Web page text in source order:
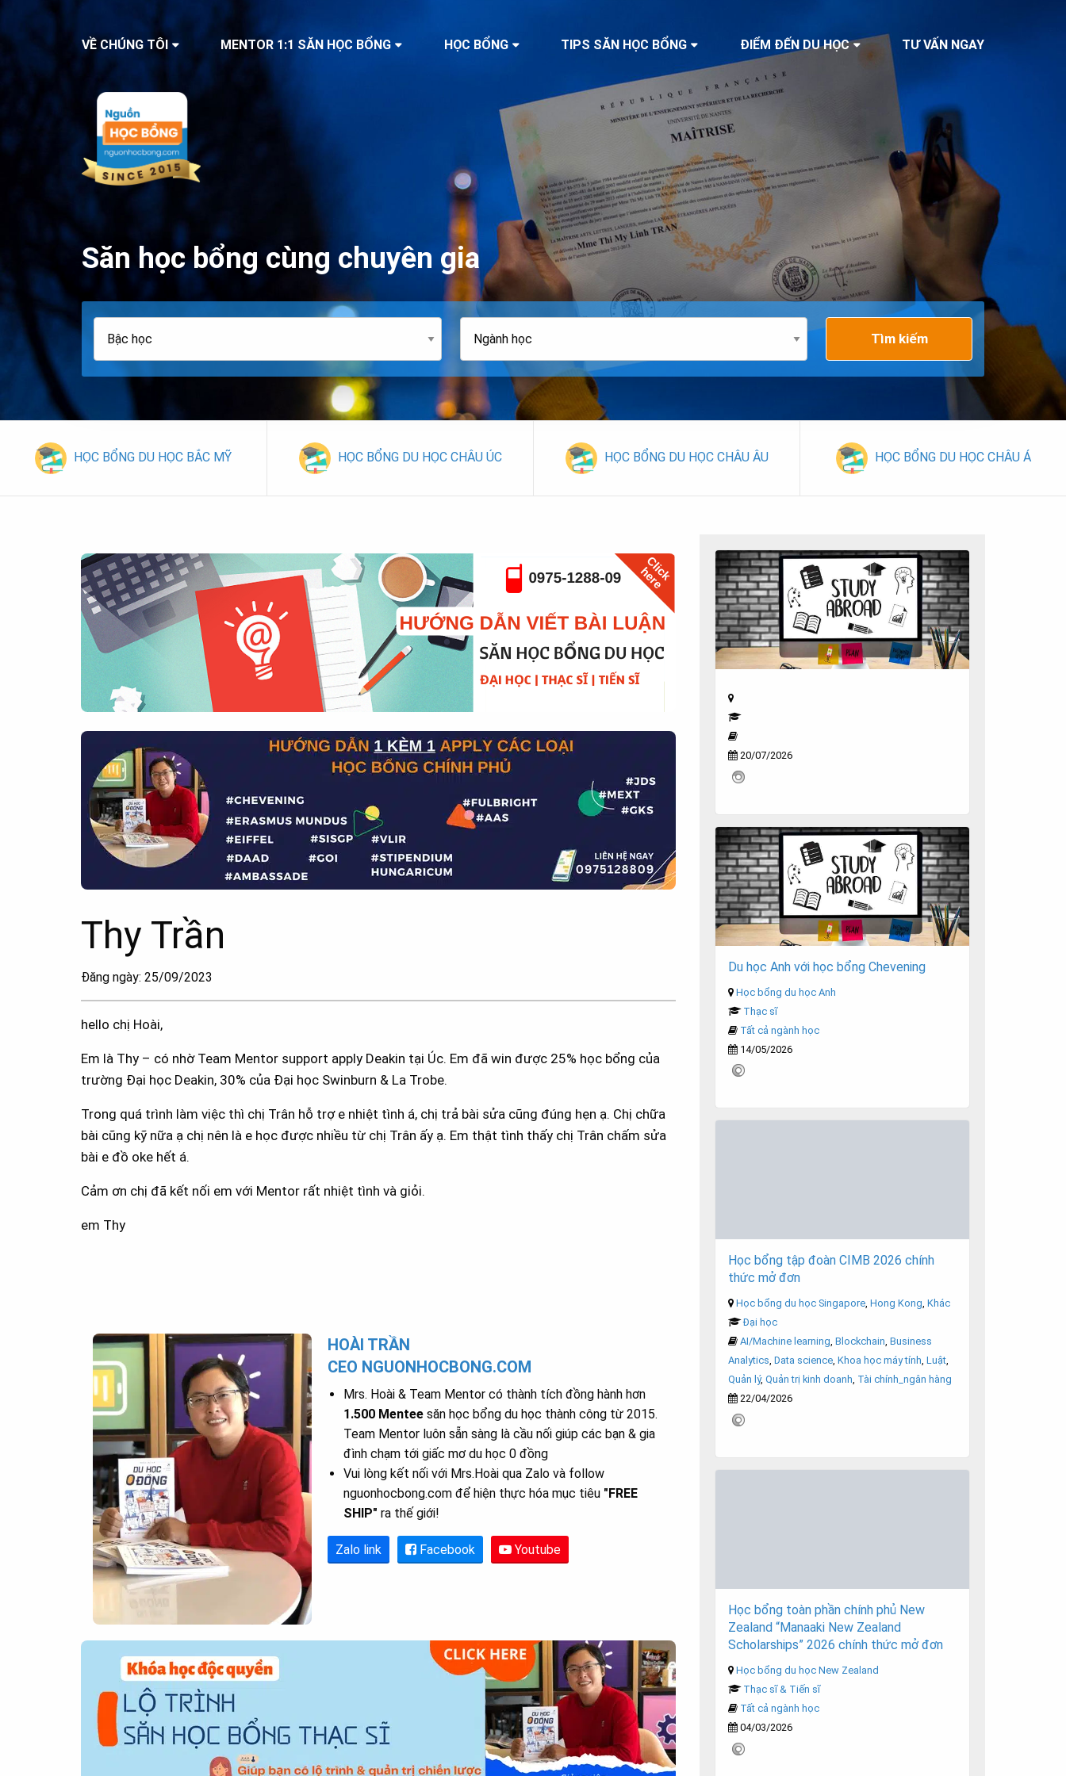
VỀ CHÚNG TÔI MENTOR 1:1 SĂN HỌC BỔNG HỌC BỔNG TIPS SĂN HỌC BỔNG ĐIỂM ĐẾN DU HỌC TƯ VẤN NGAY
Săn học bổng cùng chuyên gia
Tìm kiếm
HỌC BỔNG DU HỌC BẮC MỸ HỌC BỔNG DU HỌC CHÂU ÚC HỌC BỔNG DU HỌC CHÂU ÂU HỌC BỔNG DU HỌC CHÂU Á
Thy Trần
Đăng ngày: 25/09/2023
hello chị Hoài,
Em là Thy – có nhờ Team Mentor support apply Deakin tại Úc. Em đã win được 25% học bổng của
trường Đại học Deakin, 30% của Đại học Swinburn & La Trobe.
Trong quá trình làm việc thì chị Trân hỗ trợ e nhiệt tình á, chị trả bài sửa cũng đúng hẹn ạ. Chị chữa
bài cũng kỹ nữa ạ chị nên là e học được nhiều từ chị Trân ấy ạ. Em thật tình thấy chị Trân chấm sửa
bài e đồ oke hết á.
Cảm ơn chị đã kết nối em với Mentor rất nhiệt tình và giỏi.
em Thy
HOÀI TRẦN
CEO NGUONHOCBONG.COM
Mrs. Hoài & Team Mentor có thành tích đồng hành hơn
1.500 Mentee săn học bổng du học thành công từ 2015.
Team Mentor luôn sẵn sàng là cầu nối giúp các bạn & gia
đình chạm tới giấc mơ du học 0 đồng
Vui lòng kết nối với Mrs.Hoài qua Zalo và follow
nguonhocbong.com để hiện thực hóa mục tiêu "FREE
SHIP" ra thế giới!
Zalo link Facebook Youtube
20/07/2026
Du học Anh với học bổng Chevening
Học bổng du học Anh
Thạc sĩ
Tất cả ngành học
14/05/2026
Học bổng tập đoàn CIMB 2026 chính
thức mở đơn
Học bổng du học Singapore, Hong Kong, Khác
Đại học
AI/Machine learning, Blockchain, Business
Analytics, Data science, Khoa học máy tính, Luật,
Quản lý, Quản trị kinh doanh, Tài chính_ngân hàng
22/04/2026
Học bổng toàn phần chính phủ New
Zealand “Manaaki New Zealand
Scholarships” 2026 chính thức mở đơn
Học bổng du học New Zealand
Thạc sĩ & Tiến sĩ
Tất cả ngành học
04/03/2026